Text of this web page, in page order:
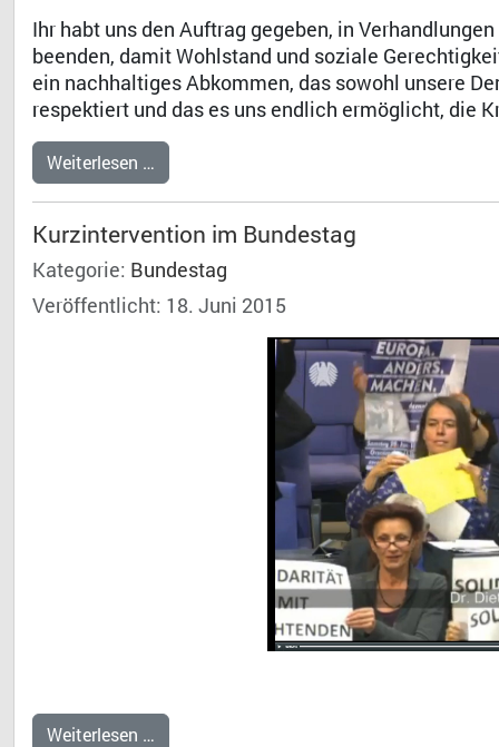
Ihr habt uns den Auftrag gegeben, in
beenden, damit Wohlstand und soziale
ein nachhaltiges Abkommen, das sowohl unsere
respektiert und das es uns endlich ermöglicht, die
Weiterlesen …
Kurzintervention im Bundestag
Kategorie: Bundestag
Veröffentlicht: 18. Juni 2015
Weiterlesen …